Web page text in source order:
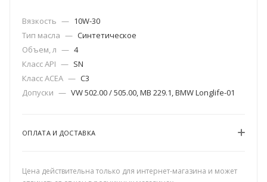
Вязкость — 10W-30
Тип масла — Синтетическое
Объем, л — 4
Класс API — SN
Класс ACEA — C3
Допуски — VW 502.00 / 505.00, MB 229.1, BMW Longlife-01
ОПЛАТА И ДОСТАВКА
Цена действительна только для интернет-магазина и может